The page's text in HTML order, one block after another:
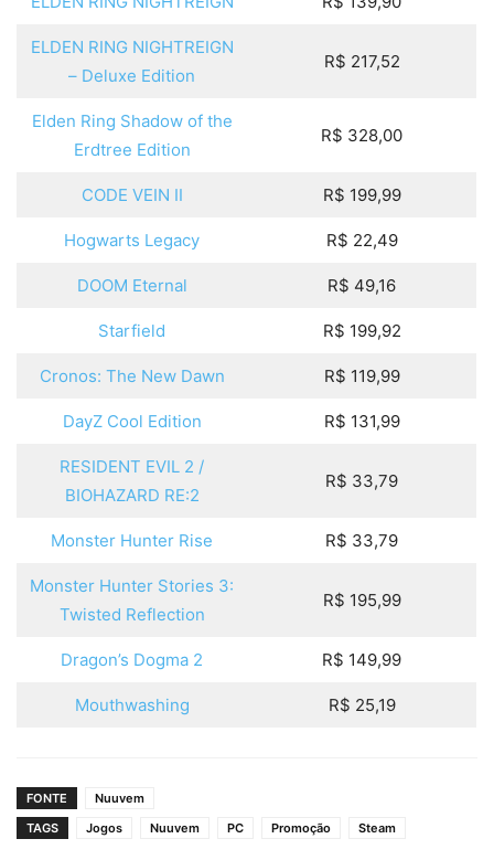
ELDEN RING NIGHTREIGN
– Deluxe Edition
R$ 217,52
Elden Ring Shadow of the
Erdtree Edition
R$ 328,00
CODE VEIN II R$ 199,99
Hogwarts Legacy R$ 22,49
DOOM Eternal R$ 49,16
Starfield R$ 199,92
Cronos: The New Dawn R$ 119,99
DayZ Cool Edition R$ 131,99
RESIDENT EVIL 2 /
BIOHAZARD RE:2
R$ 33,79
Monster Hunter Rise R$ 33,79
Monster Hunter Stories 3:
Twisted Reflection
R$ 195,99
Dragon’s Dogma 2 R$ 149,99
Mouthwashing R$ 25,19
FONTE
Nuuvem
TAGS
Jogos Nuuvem PC Promoção Steam